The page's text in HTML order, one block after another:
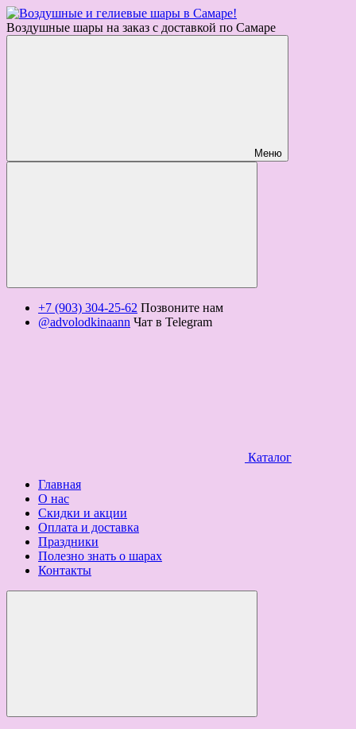
Воздушные шары на заказ с доставкой по Самаре
Меню
+7 (903) 304-25-62 Позвоните нам
@advolodkinaann Чат в Telegram
Каталог
Главная
О нас
Скидки и акции
Оплата и доставка
Праздники
Полезно знать о шарах
Контакты